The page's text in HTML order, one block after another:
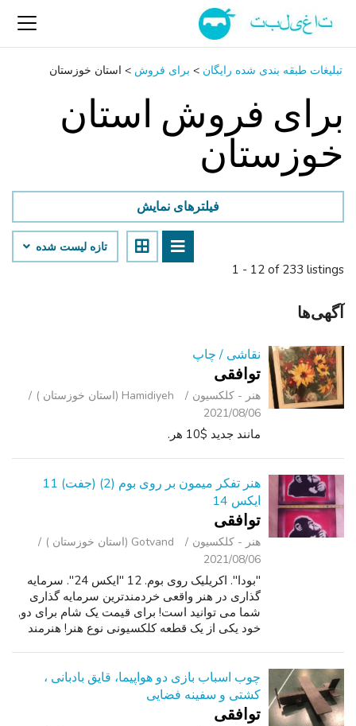
تبلیغات طبقه بندی شده رایگان > برای فروش > استان خوزستان
برای فروش استان
خوزستان
1 - 12 of 233 listings
فیلترهای نمایش
تازه لیست شده
آگهی‌ها
نقاشی / چاپ
توافقی
هنر - کلکسیون
Hamidiyeh (استان خوزستان )
2021/08/06
مانند جدید $10 هر.
هنر تفکر میمون بر روی بوم (2) (جفت) 11
ایکس 14
توافقی
هنر - کلکسیون
Gotvand (استان خوزستان )
2021/08/06
"بودا". اکریلیک روی بوم. 12 "ایکس 24". سرمایه
گذاری در هنر واقعی خردمندترین سرمایه گذاری
شما می توانید است! برای قیمت یک شام برای دو,
خود یکی از یک قطعه کلکسیونی نوع هنر! هنرمند
چوب اسباب بازی دو هواپیما، قایق بادبانی ،
کشتی و سفینه فضایی
توافقی